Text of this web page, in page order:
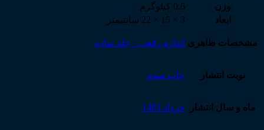
وزن
0.6 کیلوگرم
ابعاد
3 × 15 × 22 سانتیمتر
مشخصات ظاهری اندازه رقعی – جلد ساده
نوبت انتشار چاپ سوم
ماه و سال انتشار خرداد 1403